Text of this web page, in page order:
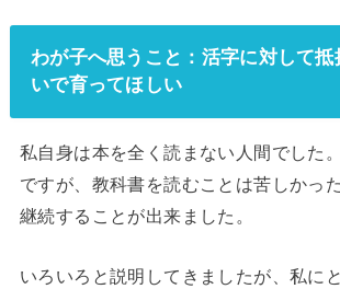
わが子へ思うこと：活字に対して抵
いで育ってほしい
私自身は本を全く読まない人間でした。
ですが、教科書を読むことは苦しかっ
継続することが出来ました。
いろいろと説明してきましたが、私に